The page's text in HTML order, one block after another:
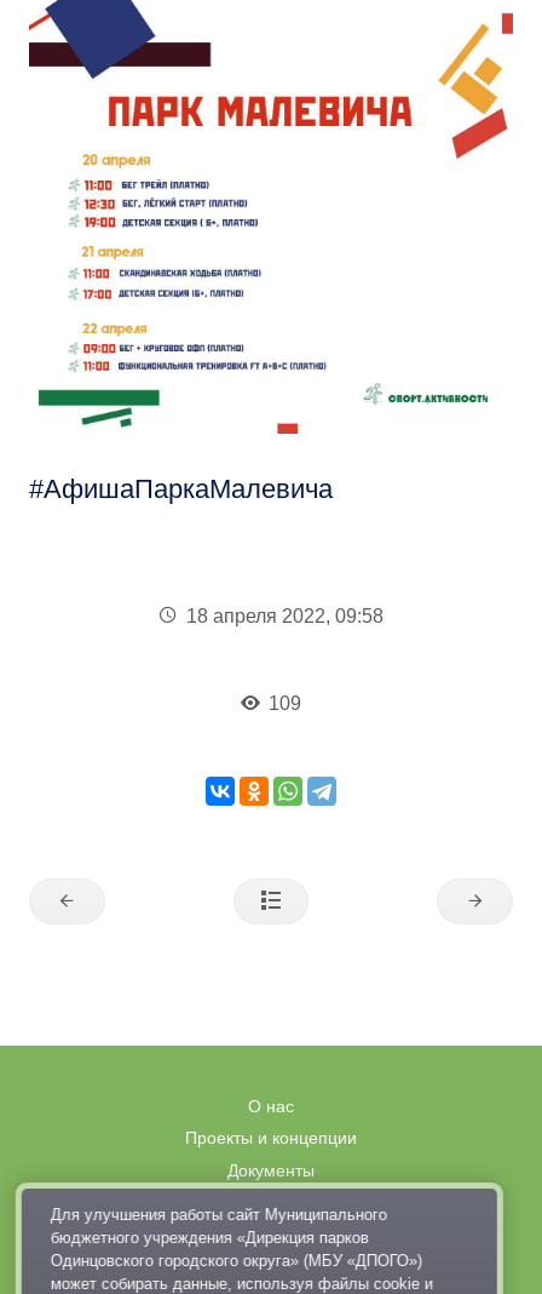
АфишаПаркаМалевича
18 апреля 2022, 09:58
109
О нас
Проекты и концепции
Документы
Вакансии
Правила поведения в парках
Выставка современного искусства
Для улучшения работы сайт Муниципального
бюджетного учреждения «Дирекция парков
Одинцовского городского округа» (МБУ «ДПОГО»)
может собирать данные, используя файлы cookie и